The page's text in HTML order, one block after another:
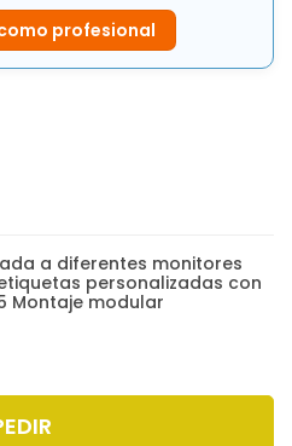
profesional
a diferentes monitores
personalizadas con
Montaje modular